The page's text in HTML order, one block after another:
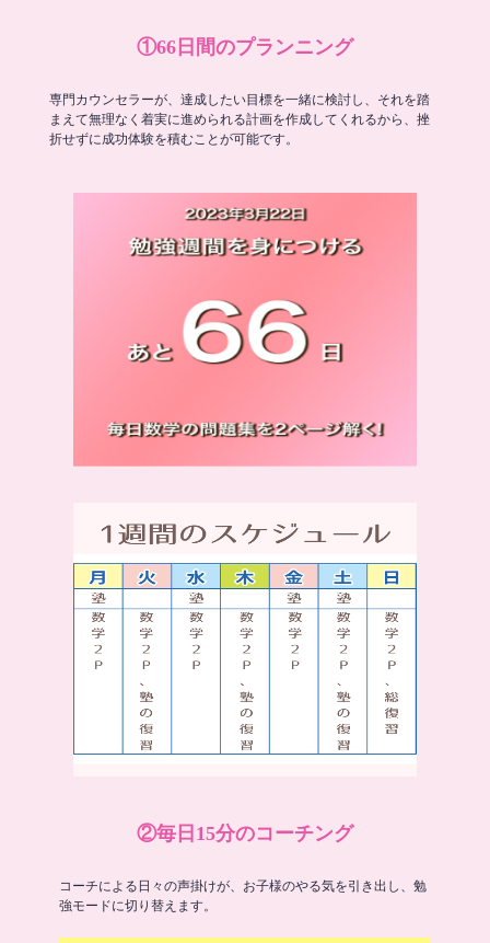
①66日間のプランニング
専門カウンセラーが、達成したい目標を一緒に検討し、それを踏
まえて無理なく着実に進められる計画を作成してくれるから、挫
折せずに成功体験を積むことが可能です。
②毎日15分のコーチング
コーチによる日々の声掛けが、お子様のやる気を引き出し、勉
強モードに切り替えます。